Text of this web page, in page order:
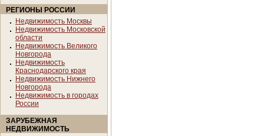
РЕГИОНЫ РОССИИ
Недвижимость Москвы
Недвижимость Московской
области
Недвижимость Великого
Новгорода
Недвижимость
Краснодарского края
Недвижимость Нижнего
Новгорода
Недвижимость в городах
России
ЗАРУБЕЖНАЯ
НЕДВИЖИМОСТЬ